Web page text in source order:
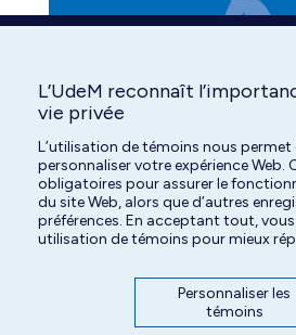
L’UdeM reconnaît
vie privée
L’utilisation de témoins nous permet
personnaliser votre expérience Web.
obligatoires pour assurer le
du site Web, alors que d’autres
préférences. En acceptant tout,
utilisation de témoins pour mieux
Personnaliser les
témoins